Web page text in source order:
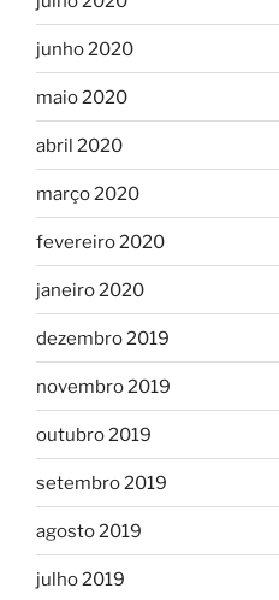
junho 2020
maio 2020
abril 2020
março 2020
fevereiro 2020
janeiro 2020
dezembro 2019
novembro 2019
outubro 2019
setembro 2019
agosto 2019
julho 2019